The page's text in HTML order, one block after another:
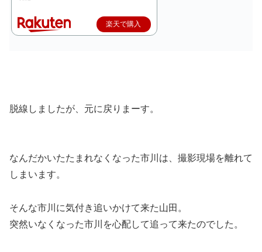
楽天で購入
脱線しましたが、元に戻りまーす。
なんだかいたたまれなくなった市川は、撮影現場を離れて
しまいます。
そんな市川に気付き追いかけて来た山田。
突然いなくなった市川を心配して追って来たのでした。